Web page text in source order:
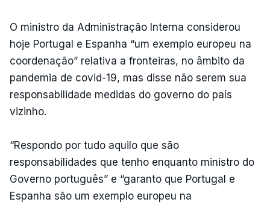
O ministro da Administração Interna considerou
hoje Portugal e Espanha “um exemplo europeu na
coordenação” relativa a fronteiras, no âmbito da
pandemia de covid-19, mas disse não serem sua
responsabilidade medidas do governo do país
vizinho.
“Respondo por tudo aquilo que são
responsabilidades que tenho enquanto ministro do
Governo português” e “garanto que Portugal e
Espanha são um exemplo europeu na